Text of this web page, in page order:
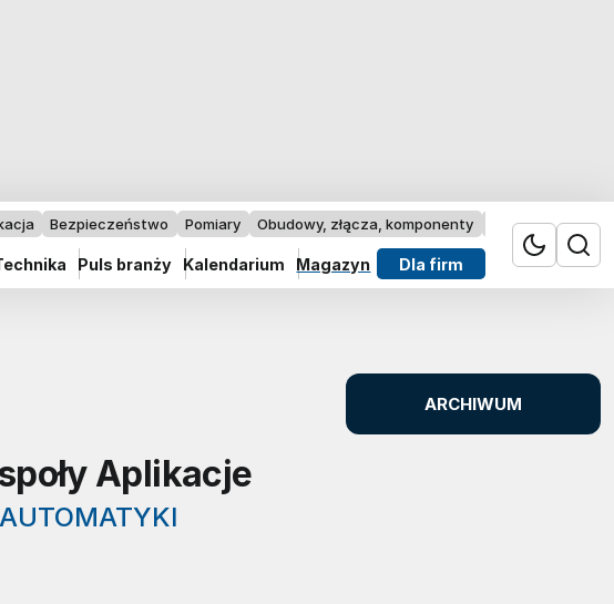
Bezpieczeństwo Pomiary Obudowy, złącza, komponenty Przemysł 4.0
Puls branży Kalendarium Magazyn Dla firm
ARCHIWUM
Aplikacje